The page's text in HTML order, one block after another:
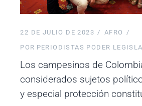
22 DE JULIO DE 2023
AFRO
POR PERIODISTAS PODER
Los campesinos de
considerados sujetos
y especial protección